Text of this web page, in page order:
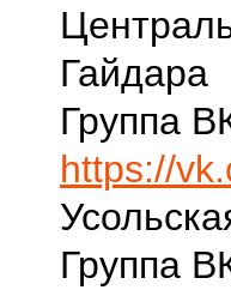
Гайдара
Группа
https://
Группа